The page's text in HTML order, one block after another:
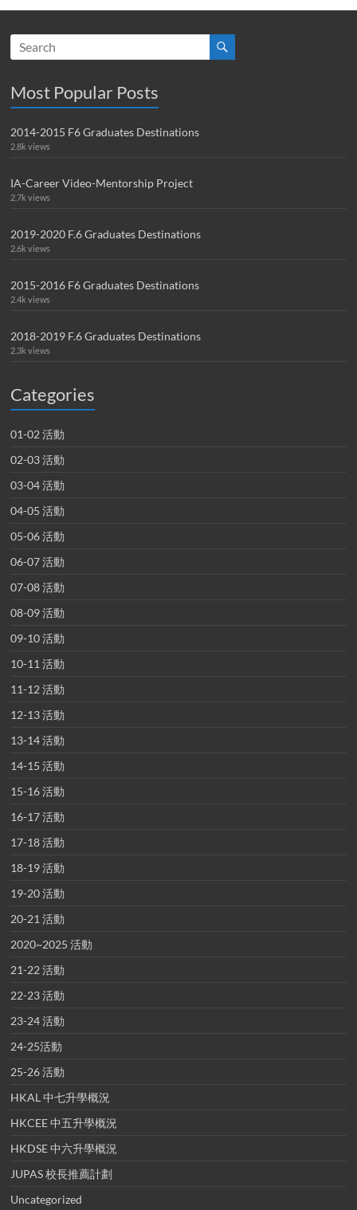
Most Popular Posts
2014-2015 F6 Graduates Destinations
2.8k views
IA-Career Video-Mentorship Project
2.7k views
2019-2020 F.6 Graduates Destinations
2.6k views
2015-2016 F6 Graduates Destinations
2.4k views
2018-2019 F.6 Graduates Destinations
2.3k views
Categories
01-02 活動
02-03 活動
03-04 活動
04-05 活動
05-06 活動
06-07 活動
07-08 活動
08-09 活動
09-10 活動
10-11 活動
11-12 活動
12-13 活動
13-14 活動
14-15 活動
15-16 活動
16-17 活動
17-18 活動
18-19 活動
19-20 活動
20-21 活動
2020~2025 活動
21-22 活動
22-23 活動
23-24 活動
24-25活動
25-26 活動
HKAL 中七升學概況
HKCEE 中五升學概況
HKDSE 中六升學概況
JUPAS 校長推薦計劃
Uncategorized